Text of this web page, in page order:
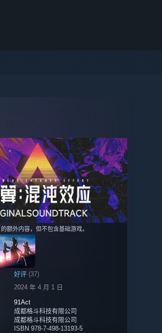
的额外内容，但不包含基础游戏。
好评 (37)
2024 年 4 月 1 日
91Act
成都格斗科技有限公司
成都格斗科技有限公司
ISBN 978-7-498-13193-5